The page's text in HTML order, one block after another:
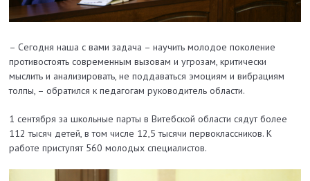
– Сегодня наша с вами задача – научить молодое поколение
противостоять современным вызовам и угрозам, критически
мыслить и анализировать, не поддаваться эмоциям и вибрациям
толпы, – обратился к педагогам руководитель области.
1 сентября за школьные парты в Витебской области сядут более
112 тысяч детей, в том числе 12,5 тысячи первоклассников. К
работе приступят 560 молодых специалистов.